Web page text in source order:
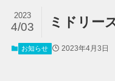
ミドリー
2023
4/03
お知らせ 2023年4月3日